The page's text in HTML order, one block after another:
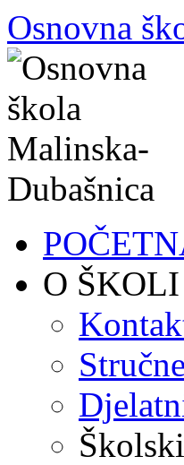
Skoči
do
sadržaja
Osnovna
O ŠKOLI